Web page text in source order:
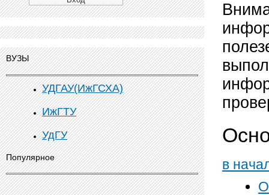
ВУЗЫ
УДГАУ(ИжГСХА)
ИжГТУ
УдГУ
Популярное
в